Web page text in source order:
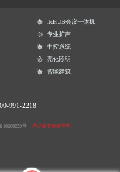
itcHUB会议一体机
专业扩声
中控系统
亮化照明
智能建筑
991-2218
16106620号 产品参数解释声明